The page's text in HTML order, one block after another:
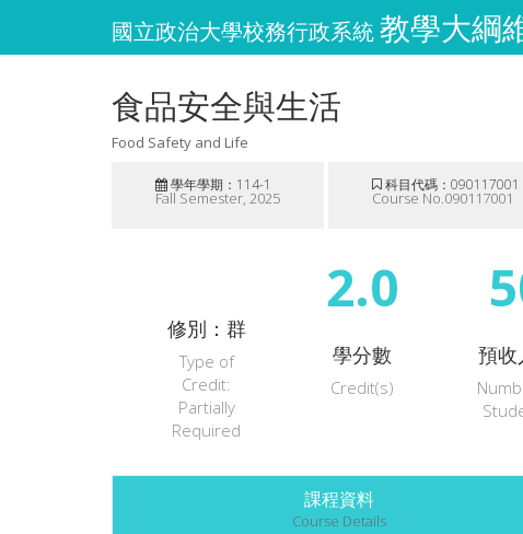
國立政治大學校務行政系統教學大綱
食品安全與生活
Food Safety and Life
學年學期：114-1
Fall Semester, 2025
科目代碼：090117001
Course No.090117001
修別：群
Type of
Credit:
Partially
Required
2.0
學分數
Credit(s)
預收
課程資料
Course Details